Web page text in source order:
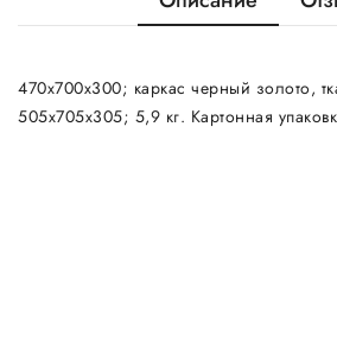
470х700х300; каркас черный золото,
505х705х305; 5,9 кг. Картонная